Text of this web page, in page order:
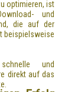
optimieren, ist
und
die auf der
beispielsweise
und
direkt auf das